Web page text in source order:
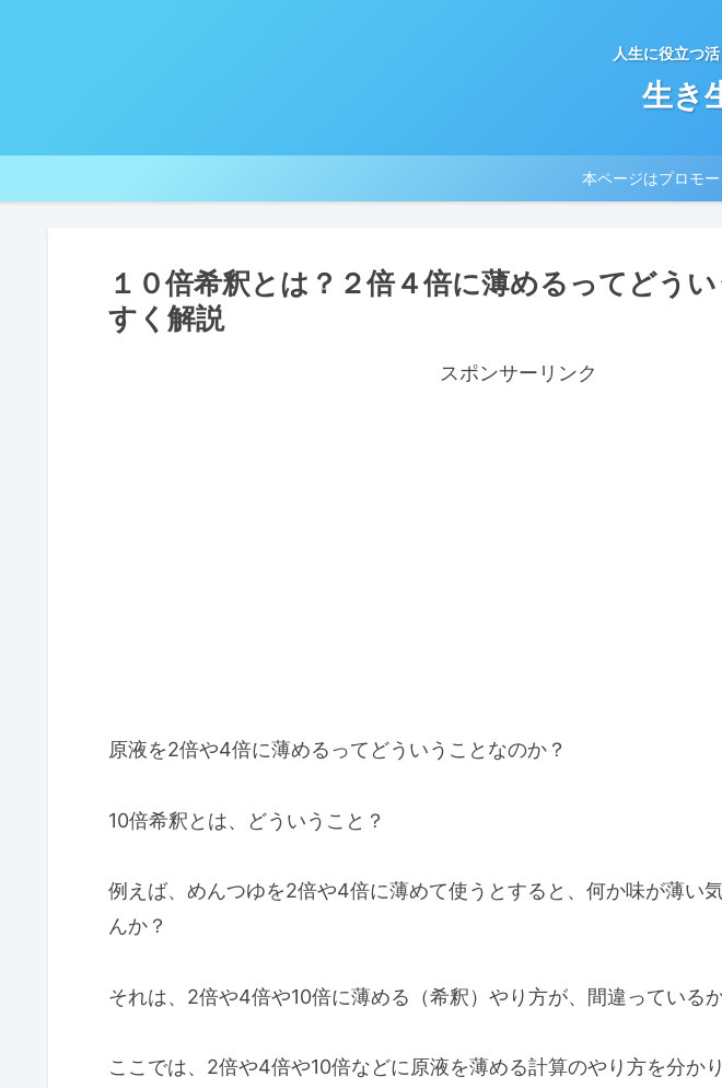
人生に役立つ
生き
本ページはプロモ
１０倍希釈とは？２倍４倍に薄めるってどう
すく解説
スポンサーリンク
原液を2倍や4倍に薄めるってどういうことなのか？
10倍希釈とは、どういうこと？
例えば、めんつゆを2倍や4倍に薄めて使うとすると、何か味が薄い
んか？
それは、2倍や4倍や10倍に薄める（希釈）やり方が、間違っている
ここでは、2倍や4倍や10倍などに原液を薄める計算のやり方を分か